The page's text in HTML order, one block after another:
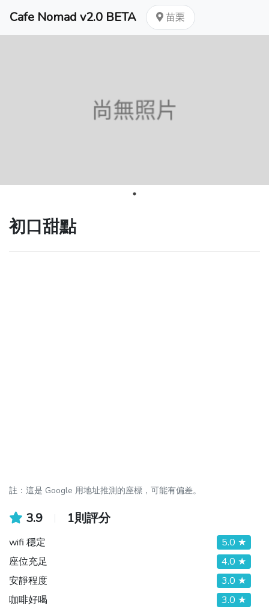
Cafe Nomad v2.0 BETA 苗栗
初口甜點
註：這是 Google 用地址推測的座標，可能有偏差。
3.9 1則評分
wifi 穩定
5.0 ★
座位充足
4.0 ★
安靜程度
3.0 ★
咖啡好喝
3.0 ★